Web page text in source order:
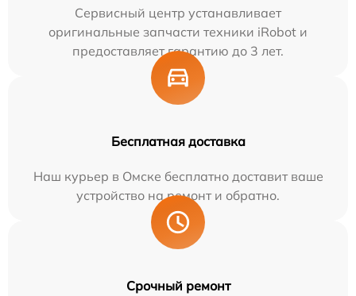
Сервисный центр устанавливает
оригинальные запчасти техники iRobot и
предоставляет гарантию до 3 лет.
Бесплатная доставка
Наш курьер в Омске бесплатно доставит ваше
устройство на ремонт и обратно.
Срочный ремонт